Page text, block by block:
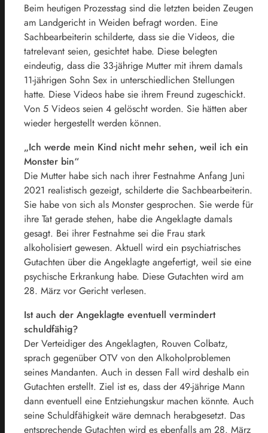
Beim heutigen Prozesstag sind die letzten beiden Zeugen
am Landgericht in Weiden befragt worden. Eine
Sachbearbeiterin schilderte, dass sie die Videos, die
tatrelevant seien, gesichtet habe. Diese belegten
eindeutig, dass die 33-jährige Mutter mit ihrem damals
11-jährigen Sohn Sex in unterschiedlichen Stellungen
hatte. Diese Videos habe sie ihrem Freund zugeschickt.
Von 5 Videos seien 4 gelöscht worden. Sie hätten aber
wieder hergestellt werden können.
„Ich werde mein Kind nicht mehr sehen, weil ich ein
Monster bin“
Die Mutter habe sich nach ihrer Festnahme Anfang Juni
2021 realistisch gezeigt, schilderte die Sachbearbeiterin.
Sie habe von sich als Monster gesprochen. Sie werde für
ihre Tat gerade stehen, habe die Angeklagte damals
gesagt. Bei ihrer Festnahme sei die Frau stark
alkoholisiert gewesen. Aktuell wird ein psychiatrisches
Gutachten über die Angeklagte angefertigt, weil sie eine
psychische Erkrankung habe. Diese Gutachten wird am
28. März vor Gericht verlesen.
Ist auch der Angeklagte eventuell vermindert
schuldfähig?
Der Verteidiger des Angeklagten, Rouven Colbatz,
sprach gegenüber OTV von den Alkoholproblemen
seines Mandanten. Auch in dessen Fall wird deshalb ein
Gutachten erstellt. Ziel ist es, dass der 49-jährige Mann
dann eventuell eine Entziehungskur machen könnte. Auch
seine Schuldfähigkeit wäre demnach herabgesetzt. Das
entsprechende Gutachten wird es ebenfalls am 28. März